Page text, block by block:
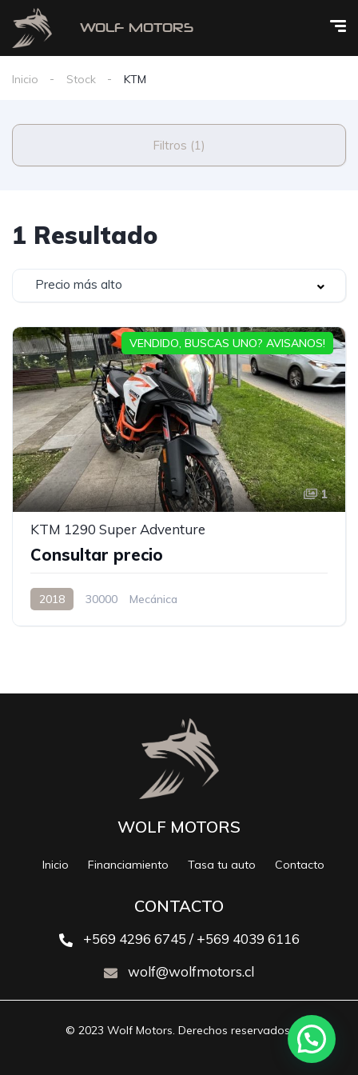
Inicio Stock KTM
Filtros (1)
1 Resultado
Precio más alto
1
KTM 1290 Super Adventure
Consultar precio
2018 30000 Mecánica
VENDIDO, BUSCAS UNO? AVISANOS!
WOLF MOTORS
Inicio Financiamiento Tasa tu auto Contacto
CONTACTO
+569 4296 6745 / +569 4039 6116
wolf@wolfmotors.cl
© 2023 Wolf Motors. Derechos reservados.